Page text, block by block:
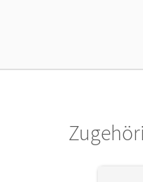
Herausgeber/-in
Bauer, Roland; Maurach,